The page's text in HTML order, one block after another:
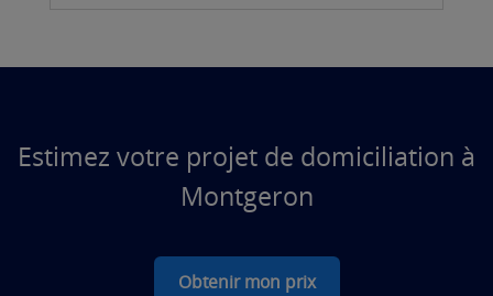
Estimez votre projet de domiciliation à
Montgeron
Obtenir mon prix